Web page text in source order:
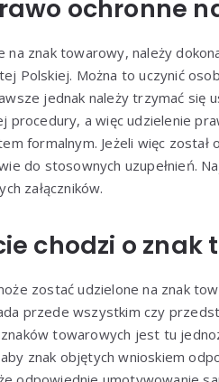
ochronne
na znak towarowy, należy
Polskiej. Można to uczynić
jednak należy trzymać się
procedury, a więc udzielenie
formalnym. Jeżeli więc
do stosownych uzupełnień.
załączników.
chodzi o znak
zostać udzielone na znak
przede wszystkim czy
towarowych jest tu
znak objętych wnioskiem